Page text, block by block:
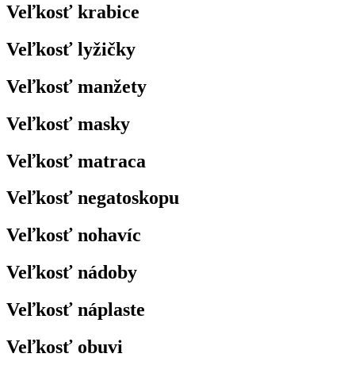
Veľkosť krabice
Veľkosť lyžičky
Veľkosť manžety
Veľkosť masky
Veľkosť matraca
Veľkosť negatoskopu
Veľkosť nohavíc
Veľkosť nádoby
Veľkosť náplaste
Veľkosť obuvi